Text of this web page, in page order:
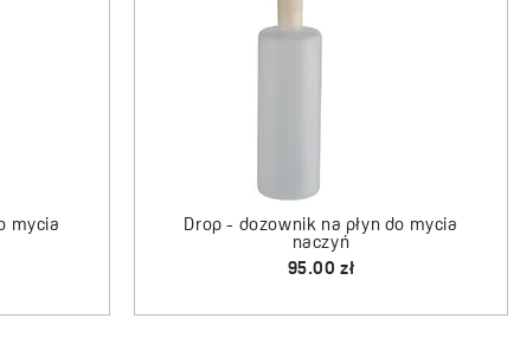
Drop - dozownik na płyn do mycia
Drop -